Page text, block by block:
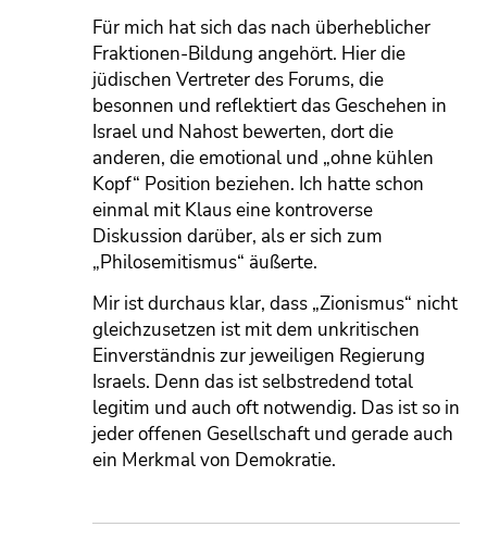
Für mich hat sich das nach überheblicher
Fraktionen-Bildung angehört. Hier die
jüdischen Vertreter des Forums, die
besonnen und reflektiert das Geschehen in
Israel und Nahost bewerten, dort die
anderen, die emotional und „ohne kühlen
Kopf“ Position beziehen. Ich hatte schon
einmal mit Klaus eine kontroverse
Diskussion darüber, als er sich zum
„Philosemitismus“ äußerte.
Mir ist durchaus klar, dass „Zionismus“ nicht
gleichzusetzen ist mit dem unkritischen
Einverständnis zur jeweiligen Regierung
Israels. Denn das ist selbstredend total
legitim und auch oft notwendig. Das ist so in
jeder offenen Gesellschaft und gerade auch
ein Merkmal von Demokratie.